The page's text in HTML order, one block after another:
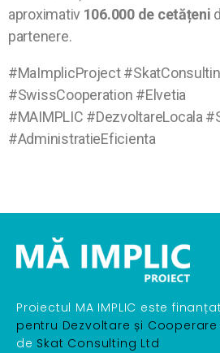
aproximativ 106.000 de cetățeni
partenere.
#MaImplicProject
#SwissCooperation #Elvetia
#MAIMPLIC #DezvoltareLocala
#AdministratieEficienta
Proiectul MA IMPLIC este
pentru Dezvoltare și Cooperare
de Skat Consulting Ltd